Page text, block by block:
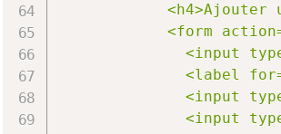
<h4>Ajouter
<form
<input
<label
<input
<input